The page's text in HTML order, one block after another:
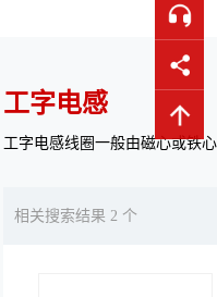
工字电感
工字电感线圈一般由磁心或铁
相关搜索结果 2 个